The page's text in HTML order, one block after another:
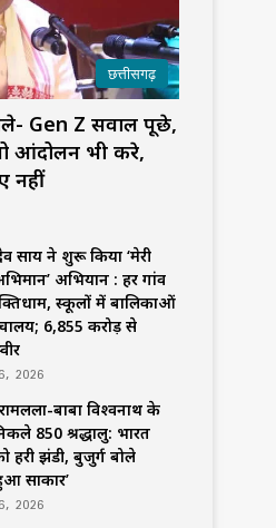
छत्तीसगढ़
Gen Z सवाल पूछे,
आंदोलन भी करे,
नहीं
साय ने शुरू किया ‘मेरी
अभियान : हर गांव
स्कूलों में बालिकाओं
6,855 करोड़ से
2026
बाबा विश्वनाथ के
850 श्रद्धालु: भारत
हरी झंडी, बुजुर्ग बोले
साकार’
2026